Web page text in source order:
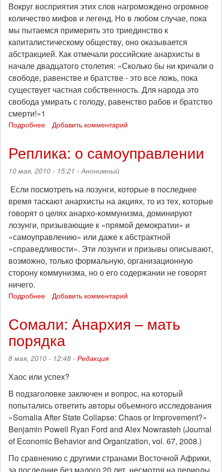
Вокруг восприятия этих слов нагромождено огромное
количество мифов и легенд. Но в любом случае, пока
мы пытаемся примерить это триединство к
капиталистическому обществу, оно оказывается
абстракцией. Как отмечали российские анархисты в
начале двадцатого столетия: «Сколько бы ни кричали о
свободе, равенстве и братстве - это все ложь, пока
существует частная собственность. Для народа это
свобода умирать с голоду, равенство рабов и братство
смерти!»1
Подробнее
радикальном
коммунизме
Добавить комментарий
Реплика: о самоуправлении
10 мая, 2010 - 15:21 -Анонимный
Если посмотреть на лозунги, которые в последнее
время таскают анархисты на акциях, то из тех, которые
говорят о целях анархо-коммунизма, доминируют
лозунги, призывающие к «прямой демократии» и
«самоуправлению» или даже к абстрактной
«справедливости». Эти лозунги и призывы описывают,
возможно, только формальную, организационную
сторону коммунизма, но о его содержании не говорят
ничего.
Подробнее
самоуправлении
Добавить комментарий
Сомали: Анархия – мать
порядка
8 мая, 2010 - 12:48 - Редакция
Хаос или успех?
В подзаголовке заключен и вопрос, на который
попытались ответить авторы объемного исследования
«Somalia After State Collapse: Chaos or Improvement?»
Benjamin Powell Ryan Ford and Alex Nowrasteh (Journal
of Economic Behavior and Organization, vol. 67, 2008.)
По сравнению с другими странами Восточной Африки,